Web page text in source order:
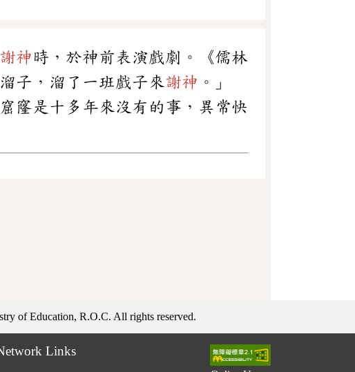
謝神 時，於神前表演戲劇。《儒林
子，溜了一班戲子來謝神 。」
窿是十多年來沒有的事，異常快
of Education, R.O.C. All rights reserved.
Links